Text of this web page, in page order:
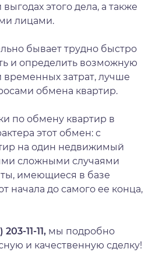
этого дела, а также
лицами.
бывает трудно быстро
и определить возможную
временных затрат, лучше
обмена квартир.
по обмену квартир в
этот обмен: с
на один недвижимый
сложными случаями
имеющиеся в базе
начала до самого ее конца,
203-11-11, мы подробно
и качественную сделку!